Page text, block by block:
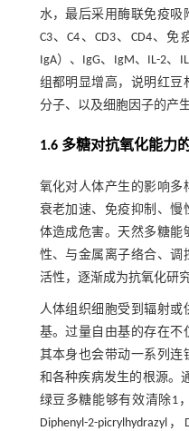
水，最后采用酶联免疫吸
C3、C4、CD3、CD4、免
IgA）、IgG、IgM、IL-2
组都明显增高，说明红豆
分子、以及细胞因子的产
1.6 多糖对抗氧化能力
氧化对人体产生的影响多
衰老加速、免疫抑制、慢
体造成危害。天然多糖能
性、与金属离子络合、调
活性，逐渐成为抗氧化研
人体组织细胞受到辐射或
基。过量自由基的存在不
其本身也会带动一系列连
和各种疾病发生的根源。
绿豆多糖能够有效清除1
Diphenyl-2-